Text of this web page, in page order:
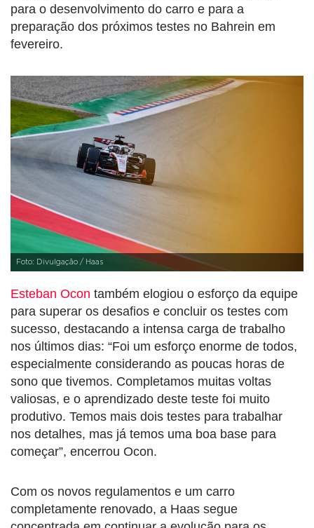
para o desenvolvimento do carro e para a
preparação dos próximos testes no Bahrein em
fevereiro.
Foto: Divulgação / Haas
Esteban Ocon também elogiou o esforço da equipe
para superar os desafios e concluir os testes com
sucesso, destacando a intensa carga de trabalho
nos últimos dias: “Foi um esforço enorme de todos,
especialmente considerando as poucas horas de
sono que tivemos. Completamos muitas voltas
valiosas, e o aprendizado deste teste foi muito
produtivo. Temos mais dois testes para trabalhar
nos detalhes, mas já temos uma boa base para
começar”, encerrou Ocon.
Com os novos regulamentos e um carro
completamente renovado, a Haas segue